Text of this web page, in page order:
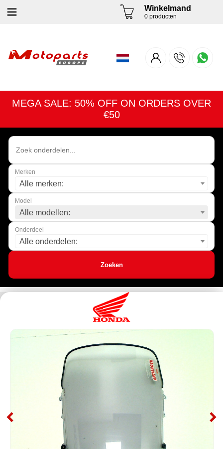
Winkelmand
0 producten
MEGA SALE: 50% OFF ON ORDERS OVER
€50
Merken
Alle merken:
Model
Alle modellen:
Onderdeel
Alle onderdelen:
Zoeken